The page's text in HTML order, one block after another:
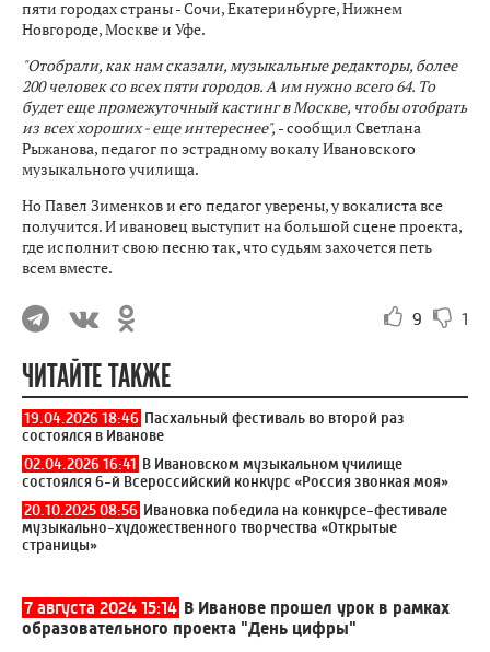
пяти городах страны - Сочи, Екатеринбурге, Нижнем
Новгороде, Москве и Уфе.
"Отобрали, как нам сказали, музыкальные редакторы, более
200 человек со всех пяти городов. А им нужно всего 64. То
будет еще промежуточный кастинг в Москве, чтобы отобрать
из всех хороших - еще интереснее", - сообщил Светлана
Рыжанова, педагог по эстрадному вокалу Ивановского
музыкального училища.
Но Павел Зименков и его педагог уверены, у вокалиста все
получится. И ивановец выступит на большой сцене проекта,
где исполнит свою песню так, что судьям захочется петь
всем вместе.
9 1
ЧИТАЙТЕ ТАКЖЕ
19.04.2026 18:46 Пасхальный фестиваль во второй раз
состоялся в Иванове
02.04.2026 16:41 В Ивановском музыкальном училище
состоялся 6-й Всероссийский конкурс «Россия звонкая моя»
20.10.2025 08:56 Ивановка победила на конкурсе-фестивале
музыкально-художественного творчества «Открытые
страницы»
7 августа 2024 15:14 В Иванове прошел урок в рамках
образовательного проекта "День цифры"